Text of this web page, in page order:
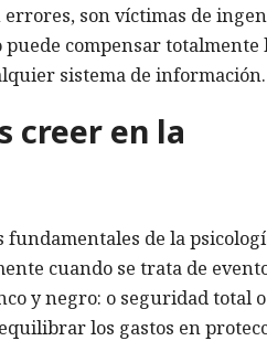
son víctimas de
compensar totalmente
sistema de información.
creer en la
fundamentales de la
cuando se trata de
y negro: o seguridad total o
los gastos en